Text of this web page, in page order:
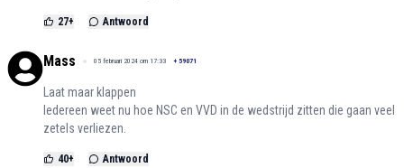
27+ Antwoord
Mass 05 februari 2024 om 17:33 + 59071
Laat maar klappen
Iedereen weet nu hoe NSC en VVD in de wedstrijd zitten die gaan veel
zetels verliezen.
40+ Antwoord